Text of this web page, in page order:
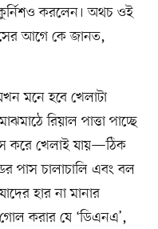
করলেন। অথচ ওই
আগে কে জানত,
মনে হবে খেলাটা
রিয়াল পাত্তা পাচ্ছে
করে খেলাই যায়—ঠিক
পাস চালাচালি এবং বল
হার না মানার
করার যে ‘ডিএনএ’,